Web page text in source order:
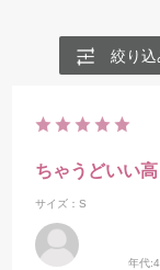
絞り込
ちゃうどいい高
サイズ：S
年代: